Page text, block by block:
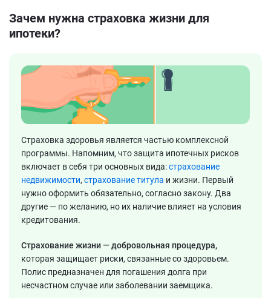
Зачем нужна страховка жизни для
ипотеки?
Страховка здоровья является частью комплексной
программы. Напомним, что защита ипотечных рисков
включает в себя три основных вида:страхование
недвижимости, страхование титула и жизни. Первый
нужно оформить обязательно, согласно закону. Два
другие — по желанию, но их наличие влияет на условия
кредитования.
Страхование жизни — добровольная процедура,
которая защищает риски, связанные со здоровьем.
Полис предназначен для погашения долга при
несчастном случае или заболевании заемщика.